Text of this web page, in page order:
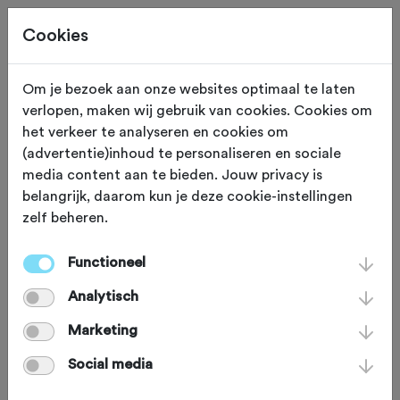
55,0 KM Emst (Gelderland)
Woensdagavond
Traningsrondje Hdks
Emst
Je bent geen lid van deze club.
Cookies
Om je bezoek aan onze websites optimaal te laten
verlopen, maken wij gebruik van cookies. Cookies om
het verkeer te analyseren en cookies om
(advertentie)inhoud te personaliseren en sociale
media content aan te bieden. Jouw privacy is
belangrijk, daarom kun je deze cookie-instellingen
zelf beheren.
Functioneel
Analytisch
Marketing
Social media